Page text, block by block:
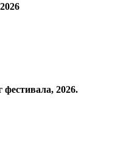
2026.